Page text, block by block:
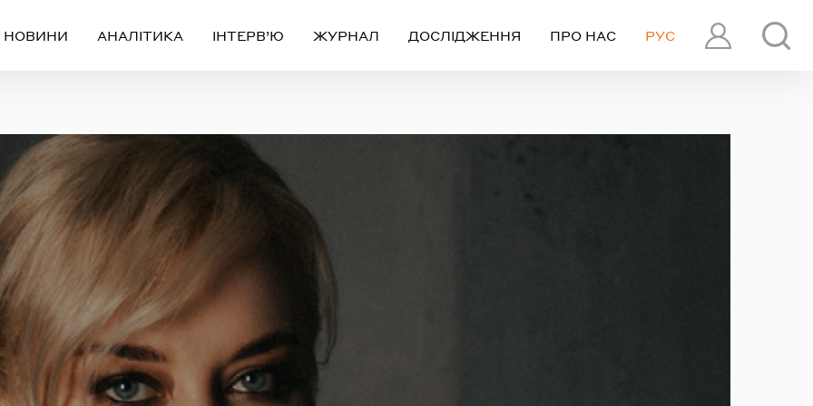
ПРОФІЛЬ
РУС
НОВИНИ АНАЛІТИКА ІНТЕРВ’Ю ЖУРНАЛ ДОСЛІДЖЕННЯ ПРО НАС
Вхід Реєстрація
ЧЕРЕЗ СОЦІАЛЬНІ МЕРЕЖІ
FACEBOOK GOOGLE
АБО